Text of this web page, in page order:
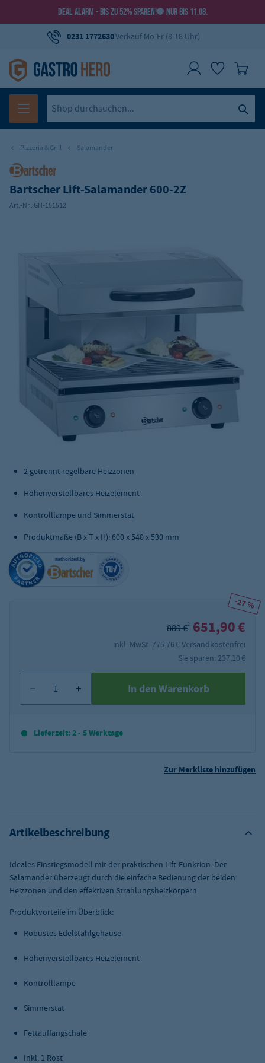
DEAL ALARM - BIS ZU 52% SPAREN! NUR BIS 11.08.
0231 1772630Verkauf Mo-Fr (8-18 Uhr)
Pizzeria & Grill Salamander
Bartscher Lift-Salamander 600-2Z
Art.-Nr.: GH-151512
2 getrennt regelbare Heizzonen
Höhenverstellbares Heizelement
Kontrolllampe und Simmerstat
Produktmaße (B x T x H): 600 x 540 x 530 mm
-27 %
889 €2 651,90 €
inkl. MwSt. 775,76 € Versandkostenfrei
Sie sparen: 237,10 €
In den Warenkorb
Lieferzeit: 2 - 5 Werktage
Zur Merkliste hinzufügen
Artikelbeschreibung
Ideales Einstiegsmodell mit der praktischen Lift-Funktion. Der
Salamander überzeugt durch die einfache Bedienung der beiden
Heizzonen und den effektiven Strahlungsheizkörpern.
Produktvorteile im Überblick:
Robustes Edelstahlgehäuse
Höhenverstellbares Heizelement
Kontrolllampe
Simmerstat
Fettauffangschale
Inkl. 1 Rost